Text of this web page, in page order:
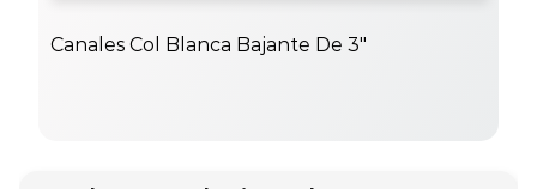
Canales Col Blanca Bajante De 3″